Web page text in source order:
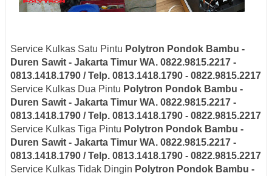
Service Kulkas Satu Pintu Polytron Pondok Bambu -
Duren Sawit - Jakarta Timur WA. 0822.9815.2217 -
0813.1418.1790 / Telp. 0813.1418.1790 - 0822.9815.2217
Service Kulkas Dua Pintu Polytron Pondok Bambu -
Duren Sawit - Jakarta Timur WA. 0822.9815.2217 -
0813.1418.1790 / Telp. 0813.1418.1790 - 0822.9815.2217
Service Kulkas Tiga Pintu Polytron Pondok Bambu -
Duren Sawit - Jakarta Timur WA. 0822.9815.2217 -
0813.1418.1790 / Telp. 0813.1418.1790 - 0822.9815.2217
Service Kulkas Tidak Dingin Polytron Pondok Bambu -